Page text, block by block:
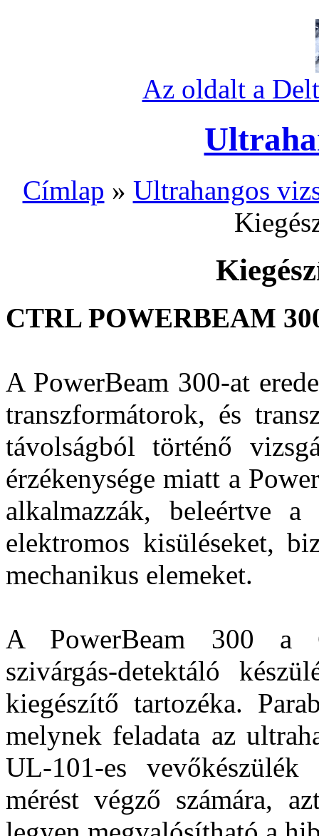
Az oldalt a
Címlap » Ultrahangos
CTRL POWERBEAM
A PowerBeam 300-at
transzformátorok, és
távolságból történő
érzékenysége miatt a
alkalmazzák, beleértve
elektromos kisüléseket,
mechanikus elemeket.
A PowerBeam 300 a
szivárgás-detektáló
kiegészítő tartozéka.
melynek feladata az
UL-101-es
mérést végző számára,